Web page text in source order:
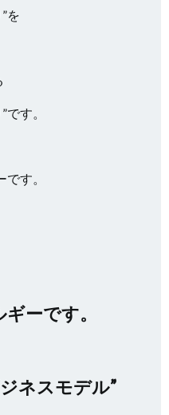
を
す。
す。
ーです。
ネスモデル”